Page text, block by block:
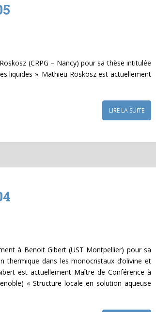
(CRPG – Nancy) pour sa thèse intitulée
liquides ». Mathieu Roskosz est actuellement
LIRE LA SUITE
à Benoit Gibert (UST Montpellier) pour sa
thermique dans les monocristaux d’olivine et
est actuellement Maître de Conférence à
« Structure locale en solution aqueuse